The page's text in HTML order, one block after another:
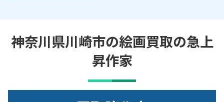
神奈川県川崎市の絵画買取の急上
昇作家